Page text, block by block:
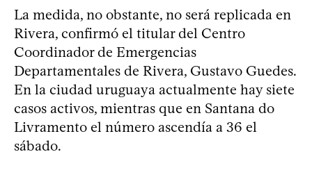
La medida, no obstante, no será replicada en
Rivera, confirmó el titular del Centro
Coordinador de Emergencias
Departamentales de Rivera, Gustavo Guedes.
En la ciudad uruguaya actualmente hay siete
casos activos, mientras que en Santana do
Livramento el número ascendía a 36 el
sábado.